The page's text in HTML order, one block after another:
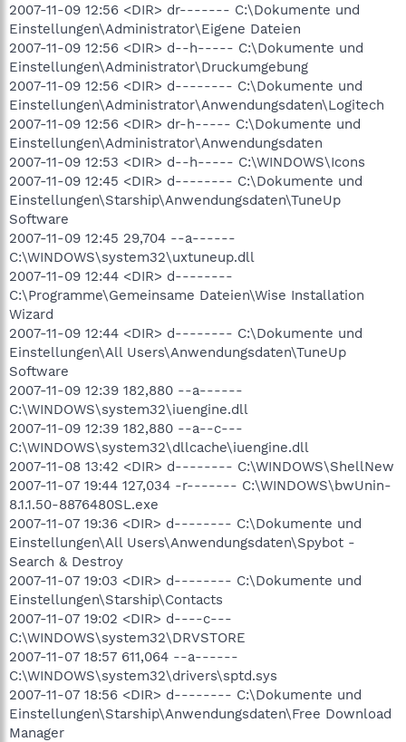
2007-11-09 12:56 <DIR> dr------- C:\Dokumente und
Einstellungen\Administrator\Eigene Dateien
2007-11-09 12:56 <DIR> d--h----- C:\Dokumente und
Einstellungen\Administrator\Druckumgebung
2007-11-09 12:56 <DIR> d-------- C:\Dokumente und
Einstellungen\Administrator\Anwendungsdaten\Logitech
2007-11-09 12:56 <DIR> dr-h----- C:\Dokumente und
Einstellungen\Administrator\Anwendungsdaten
2007-11-09 12:53 <DIR> d--h----- C:\WINDOWS\Icons
2007-11-09 12:45 <DIR> d-------- C:\Dokumente und
Einstellungen\Starship\Anwendungsdaten\TuneUp
Software
2007-11-09 12:45 29,704 --a------
C:\WINDOWS\system32\uxtuneup.dll
2007-11-09 12:44 <DIR> d--------
C:\Programme\Gemeinsame Dateien\Wise Installation
Wizard
2007-11-09 12:44 <DIR> d-------- C:\Dokumente und
Einstellungen\All Users\Anwendungsdaten\TuneUp
Software
2007-11-09 12:39 182,880 --a------
C:\WINDOWS\system32\iuengine.dll
2007-11-09 12:39 182,880 --a--c---
C:\WINDOWS\system32\dllcache\iuengine.dll
2007-11-08 13:42 <DIR> d-------- C:\WINDOWS\ShellNew
2007-11-07 19:44 127,034 -r------- C:\WINDOWS\bwUnin-
8.1.1.50-8876480SL.exe
2007-11-07 19:36 <DIR> d-------- C:\Dokumente und
Einstellungen\All Users\Anwendungsdaten\Spybot -
Search & Destroy
2007-11-07 19:03 <DIR> d-------- C:\Dokumente und
Einstellungen\Starship\Contacts
2007-11-07 19:02 <DIR> d----c---
C:\WINDOWS\system32\DRVSTORE
2007-11-07 18:57 611,064 --a------
C:\WINDOWS\system32\drivers\sptd.sys
2007-11-07 18:56 <DIR> d-------- C:\Dokumente und
Einstellungen\Starship\Anwendungsdaten\Free Download
Manager